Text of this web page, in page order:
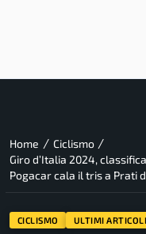
Home / Ciclismo /
Giro d’Italia 2024,
Pogacar cala il tris a Prati
CICLISMO ULTIMI ARTICOLI